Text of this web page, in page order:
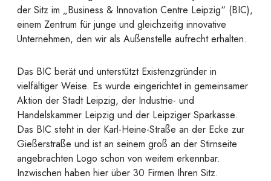
der Sitz im „Business & Innovation Centre Leipzig“ (BIC),
einem Zentrum für junge und gleichzeitig innovative
Unternehmen, den wir als Außenstelle aufrecht erhalten.
Das BIC berät und unterstützt Existenzgründer in
vielfältiger Weise. Es wurde eingerichtet in gemeinsamer
Aktion der Stadt Leipzig, der Industrie- und
Handelskammer Leipzig und der Leipziger Sparkasse.
Das BIC steht in der Karl-Heine-Straße an der Ecke zur
Gießerstraße und ist an seinem groß an der Stirnseite
angebrachten Logo schon von weitem erkennbar.
Inzwischen haben hier über 30 Firmen Ihren Sitz.